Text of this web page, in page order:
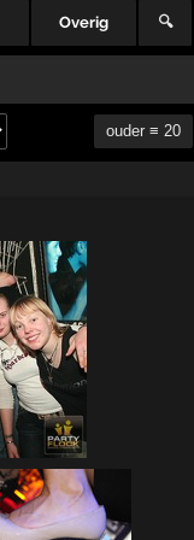
Overig 🔍
ouder ≡ 20